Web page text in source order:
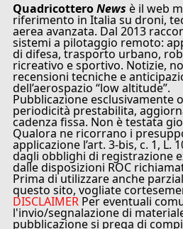
QuadricotteroNews è il web
riferimento in Italia su droni,
aerea avanzata. Dal 2013
sistemi a pilotaggio remoto:
di difesa, trasporto urbano,
ricreativo e sportivo. Notizie,
recensioni tecniche e
dell’aerospazio “low altitude”.
Pubblicazione esclusivamente
periodicità prestabilita,
cadenza fissa. Non è testata
Qualora ne ricorrano i
applicazione l’art. 3-bis, c. 1, L.
dagli obblighi di registrazione
dalle disposizioni ROC
Prima di utilizzare anche
questo sito, vogliate
DISCLAIMER Per eventuali
l'invio/segnalazione di
pubblicazione si prega di